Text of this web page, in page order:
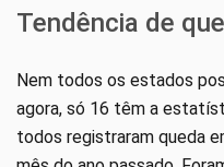
Tendência de
Nem todos os estados
agora, só 16 têm a
todos registraram queda